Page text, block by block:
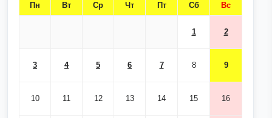
Пн Вт Ср Чт Пт Сб Вс
1 2
3 4 5 6 7 8 9
10 11 12 13 14 15 16